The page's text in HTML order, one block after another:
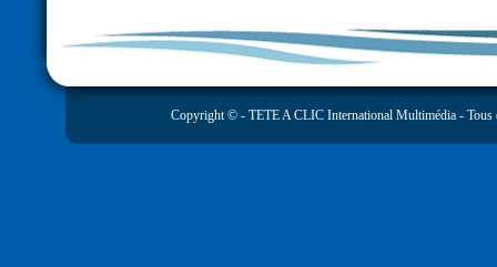
Copyright © - TETE A CLIC International Multimédia - Tous